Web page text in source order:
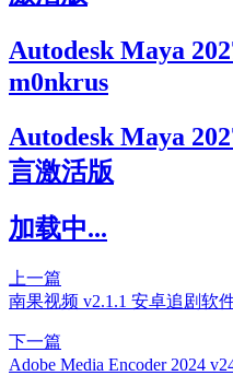
Autodesk Maya
m0nkrus
Autodesk Maya
言激活版
加载中...
上一篇
南果视频 v2.1.1 安卓追剧软
下一篇
Adobe Media Encoder 2024